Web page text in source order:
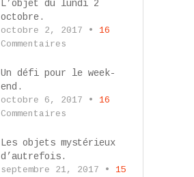
L’objet du lundi 2
octobre.
octobre 2, 2017 • 16
Commentaires
Un défi pour le week-
end.
octobre 6, 2017 • 16
Commentaires
Les objets mystérieux
d’autrefois.
septembre 21, 2017 • 15